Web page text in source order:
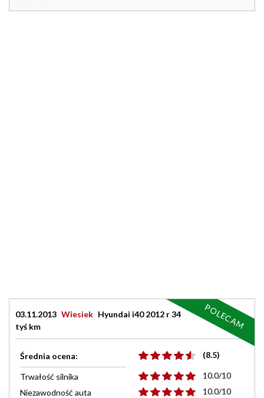
03.11.2013 Wiesiek Hyundai i40 2012 r 34
tyś km
Średnia ocena: (8.5)
Trwałość silnika
10.0/10
Niezawodność auta
10.0/10
POLECAM